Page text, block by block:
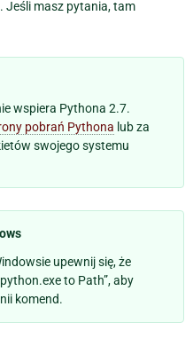
Jeśli masz pytania, tam
wspiera Pythona 2.7.
pobrań Pythona lub za
swojego systemu
upewnij się, że
to Path”, aby
komend.